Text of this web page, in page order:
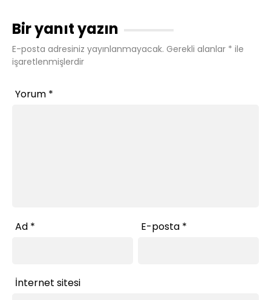
Bir yanıt yazın
E-posta adresiniz yayınlanmayacak. Gerekli alanlar * ile
işaretlenmişlerdir
Yorum *
Ad * E-posta *
İnternet sitesi